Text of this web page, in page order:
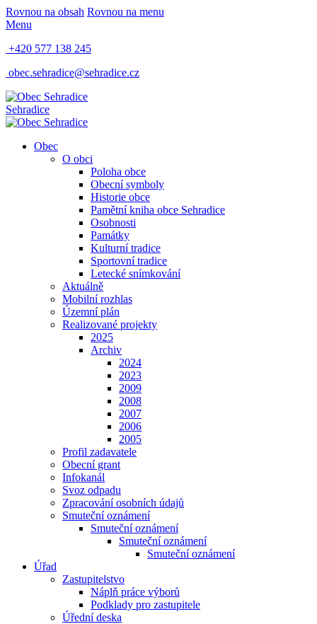
Rovnou na obsah Rovnou na menu
Menu
+420 577 138 245
obec.sehradice@sehradice.cz
Sehradice
Obec
O obci
Poloha obce
Obecní symboly
Historie obce
Pamětní kniha obce Sehradice
Osobnosti
Památky
Kulturní tradice
Sportovní tradice
Letecké snímkování
Aktuálně
Mobilní rozhlas
Územní plán
Realizované projekty
2025
Archiv
2024
2023
2009
2008
2007
2006
2005
Profil zadavatele
Obecní grant
Infokanál
Svoz odpadu
Zpracování osobních údajů
Smuteční oznámení
Smuteční oznámení
Smuteční oznámení
Smuteční oznámení
Úřad
Zastupitelstvo
Náplň práce výborů
Podklady pro zastupitele
Úřední deska